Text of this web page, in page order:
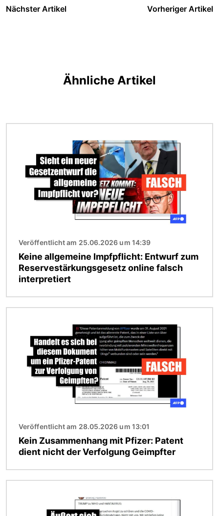
Nächster Artikel Vorheriger Artikel
Ähnliche Artikel
Veröffentlicht am 25.06.2026 um 14:39
Keine allgemeine Impfpflicht: Entwurf zum
Reservestärkungsgesetz online falsch
interpretiert
Veröffentlicht am 28.05.2026 um 13:01
Kein Zusammenhang mit Pfizer: Patent
dient nicht der Verfolgung Geimpfter